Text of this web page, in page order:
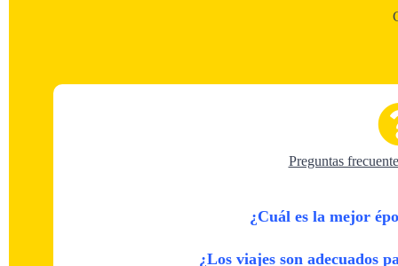
Preguntas
¿Cuál es la mejor
¿Los viajes son adecuados